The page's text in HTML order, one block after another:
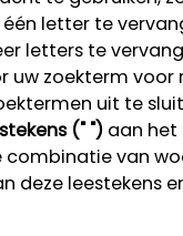
letter te
letters te
uw zoekterm voor
uit te
(" ") aan het
van
deze leestekens